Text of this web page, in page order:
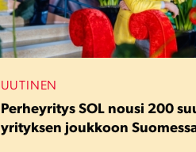
UUTINEN
Perheyritys SOL nousi 200
yrityksen joukkoon